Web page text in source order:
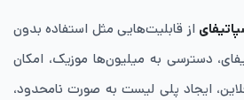
از قابلیت‌هایی مثل استفاده بدون
دسترسی به میلیون‌ها موزیک، امکان
ایجاد پلی لیست به صورت نامحدود،